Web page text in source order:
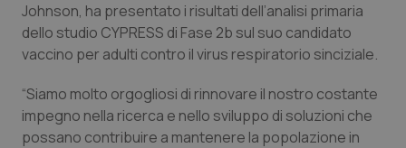
Sicilia
Toscana
Umbria
Neuroscienze & patologie neurodegenerative
Obesità
Oftalmologia
Johnson, ha presentato i risultati dell’analisi primaria
dello studio CYPRESS di Fase 2b sul suo candidato
vaccino per adulti contro il virus respiratorio sinciziale.
“Siamo molto orgogliosi di rinnovare il nostro costante
impegno nella ricerca e nello sviluppo di soluzioni che
possano contribuire a mantenere la popolazione in